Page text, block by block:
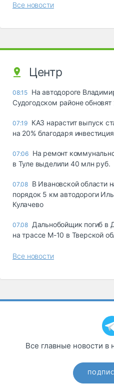
Все новости
Центр
08:15 На автодороге
Судогодском районе обновят
07:19 КАЗ нарастит выпуск
на 20% благодаря
07:06 На ремонт
в Туле выделили 40 млн руб.
07.08 В Ивановской области
порядок 5 км автодороги
Кулачево
07.08 Дальнобойщик погиб в
на трассе М-10 в Тверской
Все новости
Все главные новости в